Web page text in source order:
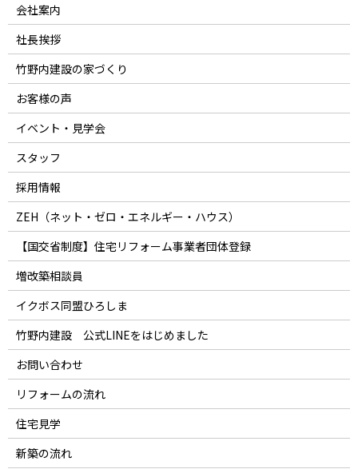
会社案内
社長挨拶
竹野内建設の家づくり
お客様の声
イベント・見学会
スタッフ
採用情報
ZEH（ネット・ゼロ・エネルギー・ハウス）
【国交省制度】住宅リフォーム事業者団体登録
増改築相談員
イクボス同盟ひろしま
竹野内建設 公式LINEをはじめました
お問い合わせ
リフォームの流れ
住宅見学
新築の流れ